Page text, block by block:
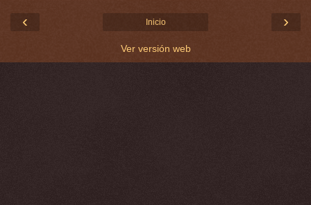
‹ ›
Inicio
Ver versión web